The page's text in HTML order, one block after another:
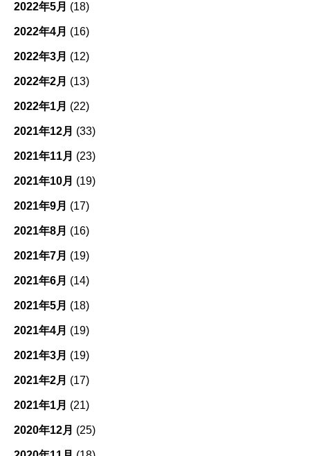
2022年5月 (18)
2022年4月 (16)
2022年3月 (12)
2022年2月 (13)
2022年1月 (22)
2021年12月 (33)
2021年11月 (23)
2021年10月 (19)
2021年9月 (17)
2021年8月 (16)
2021年7月 (19)
2021年6月 (14)
2021年5月 (18)
2021年4月 (19)
2021年3月 (19)
2021年2月 (17)
2021年1月 (21)
2020年12月 (25)